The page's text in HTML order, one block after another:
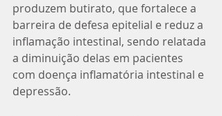
produzem butirato, que fortalece a
barreira de defesa epitelial e reduz a
inflamação intestinal, sendo relatada
a diminuição delas em pacientes
com doença inflamatória intestinal e
depressão.